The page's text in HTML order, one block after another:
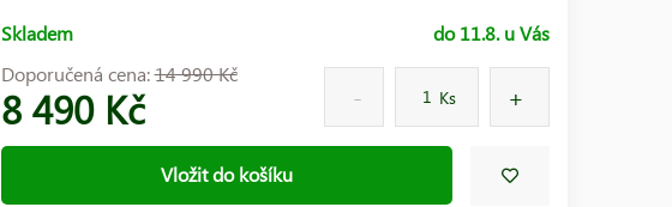
Skladem
do 11.8. u Vás
Doporučená cena:14 990 Kč
8 490 Kč Ks
Vložit do košíku